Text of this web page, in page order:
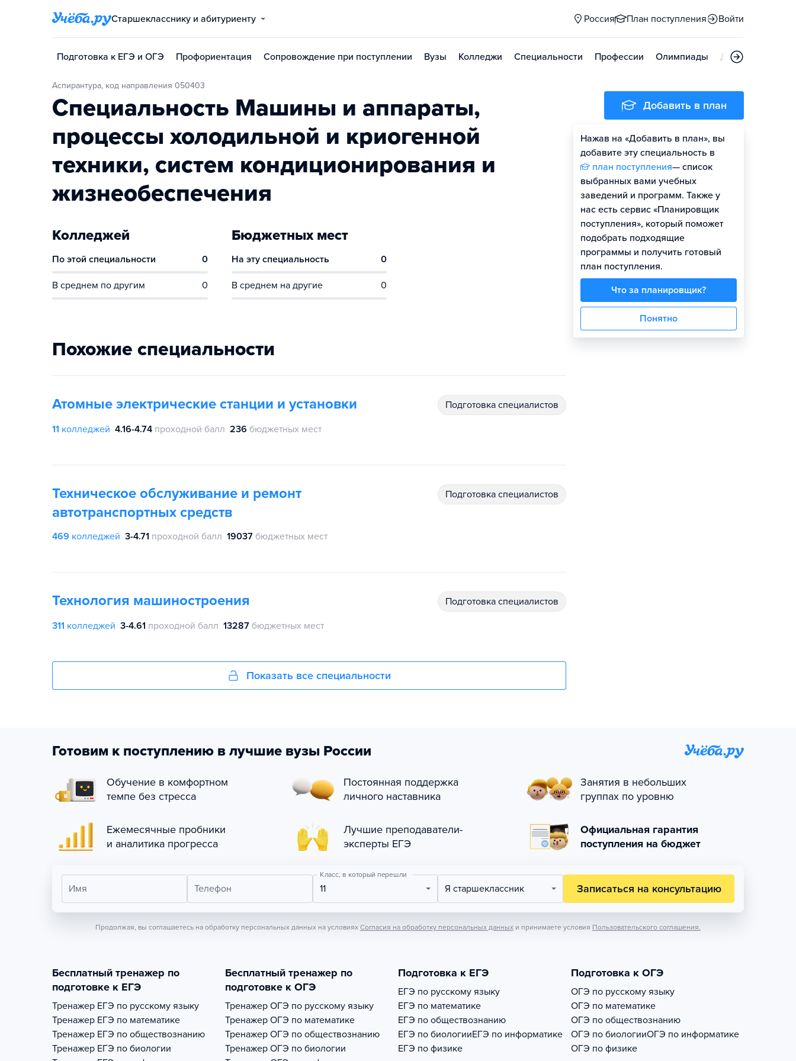
Старшекласснику и абитуриенту Россия План поступления Войти
Подготовка к ЕГЭ и ОГЭ Профориентация Сопровождение при поступлении Вузы Колледжи Специальности Профессии Олимпиады Дни открытых
Аспирантура, код направления 050403
Специальность Машины и аппараты,
процессы холодильной и криогенной
техники, систем кондиционирования и
жизнеобеспечения
Колледжей
По этой специальности 0
В среднем по другим 0
Бюджетных мест
На эту специальность 0
В среднем на другие 0
Похожие специальности
Атомные электрические станции и установки подготовка специалистов
11 колледжей 4.16-4.74 проходной балл 236 бюджетных мест
Техническое обслуживание и ремонт
автотранспортных средств
подготовка специалистов
469 колледжей 3-4.71 проходной балл 19037 бюджетных мест
Технология машиностроения подготовка специалистов
311 колледжей 3-4.61 проходной балл 13287 бюджетных мест
Показать все специальности
Добавить в план
Нажав на «Добавить в план», вы
добавите эту специальность в
план поступления— список
выбранных вами учебных
заведений и программ. Также у
нас есть сервис «Планировщик
поступления», который поможет
подобрать подходящие
программы и получить готовый
план поступления.
Что за планировщик?
Понятно
Готовим к поступлению в лучшие вузы России
Обучение в комфортном
темпе без стресса
Постоянная поддержка
личного наставника
Занятия в небольших
группах по уровню
Ежемесячные пробники
и аналитика прогресса
Лучшие преподаватели-
эксперты ЕГЭ
Официальная гарантия
поступления на бюджет
Имя Телефон
Класс, в который перешли
11 Я старшеклассник Записаться на консультацию
Продолжая, вы соглашаетесь на обработку персональных данных на условиях Согласия на обработку персональных данных и принимаете условия Пользовательского соглашения.
Бесплатный тренажер по
подготовке к ЕГЭ
Тренажер ЕГЭ по русскому языку
Тренажер ЕГЭ по математике
Тренажер ЕГЭ по обществознанию
Тренажер ЕГЭ по биологии
Бесплатный тренажер по
подготовке к ОГЭ
Тренажер ОГЭ по русскому языку
Тренажер ОГЭ по математике
Тренажер ОГЭ по обществознанию
Тренажер ОГЭ по биологии
Подготовка к ЕГЭ
ЕГЭ по русскому языку
ЕГЭ по математике
ЕГЭ по обществознанию
ЕГЭ по биологииЕГЭ по информатике
ЕГЭ по физике
Подготовка к ОГЭ
ОГЭ по русскому языку
ОГЭ по математике
ОГЭ по обществознанию
ОГЭ по биологииОГЭ по информатике
ОГЭ по физике